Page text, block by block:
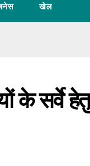
खेल
के सर्वे हेतु